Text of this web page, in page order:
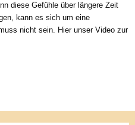
diese Gefühle über längere Zeit
kann es sich um eine
nicht sein. Hier unser Video zur